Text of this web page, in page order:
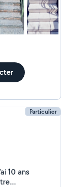
à la
Particulier